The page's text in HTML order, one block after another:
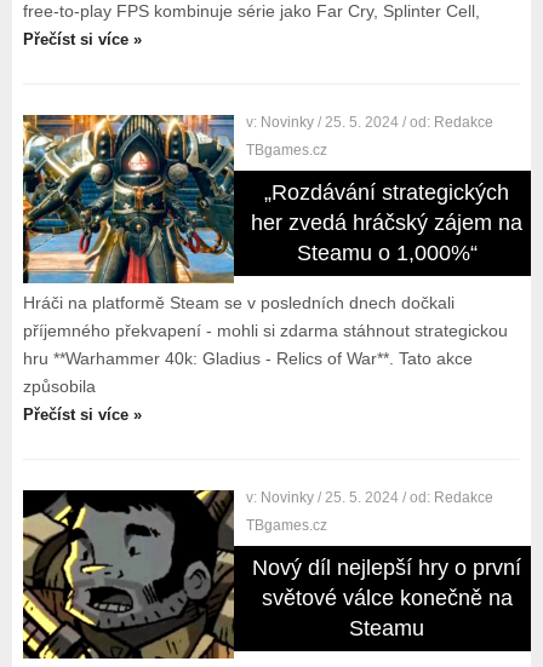
free-to-play FPS kombinuje série jako Far Cry, Splinter Cell,
Přečíst si více »
v: Novinky / 25. 5. 2024 / od: Redakce
TBgames.cz
„Rozdávání strategických
her zvedá hráčský zájem na
Steamu o 1,000%“
Hráči na platformě Steam se v posledních dnech dočkali
příjemného překvapení - mohli si zdarma stáhnout strategickou
hru **Warhammer 40k: Gladius - Relics of War**. Tato akce
způsobila
Přečíst si více »
v: Novinky / 25. 5. 2024 / od: Redakce
TBgames.cz
Nový díl nejlepší hry o první
světové válce konečně na
Steamu